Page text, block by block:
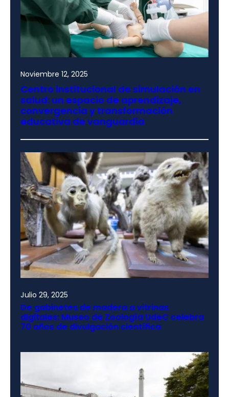
Noviembre 12, 2025
Centro institucional de simulación en
salud: un espacio de aprendizaje,
convergencia y transformación
educativa de vanguardia
Julio 29, 2025
De gabinetes de madera a vitrinas
digitales: Museo de Zoología UdeC celebra
70 años de divulgación científica